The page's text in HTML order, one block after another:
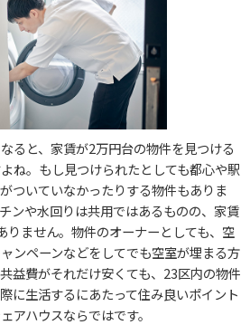
ると、家賃が2万円台の物件を見つける
ね。もし見つけられたとしても都心や駅
ついていなかったりする物件もありま
ンや水回りは共用ではあるものの、家賃
りません。物件のオーナーとしても、空
ンペーンなどをしてでも空室が埋まる方
益費がそれだけ安くても、23区内の物件
に生活するにあたって住み良いポイント
アハウスならではです。